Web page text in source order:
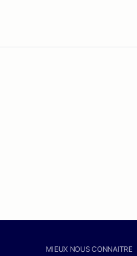
MIEUX NOUS CONNAITRE